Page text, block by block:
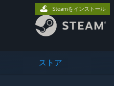
ストア
Steamをインストール